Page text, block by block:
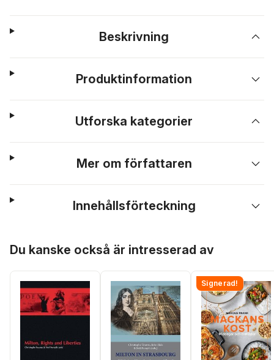
Beskrivning
Produktinformation
Utforska kategorier
Mer om författaren
Innehållsförteckning
Du kanske också är intresserad av
Signerad!